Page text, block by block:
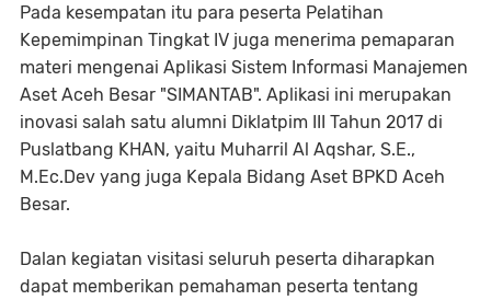
Pada kesempatan itu para peserta Pelatihan
Kepemimpinan Tingkat IV juga menerima pemaparan
materi mengenai Aplikasi Sistem Informasi Manajemen
Aset Aceh Besar "SIMANTAB". Aplikasi ini merupakan
inovasi salah satu alumni Diklatpim III Tahun 2017 di
Puslatbang KHAN, yaitu Muharril Al Aqshar, S.E.,
M.Ec.Dev yang juga Kepala Bidang Aset BPKD Aceh
Besar.
Dalan kegiatan visitasi seluruh peserta diharapkan
dapat memberikan pemahaman peserta tentang